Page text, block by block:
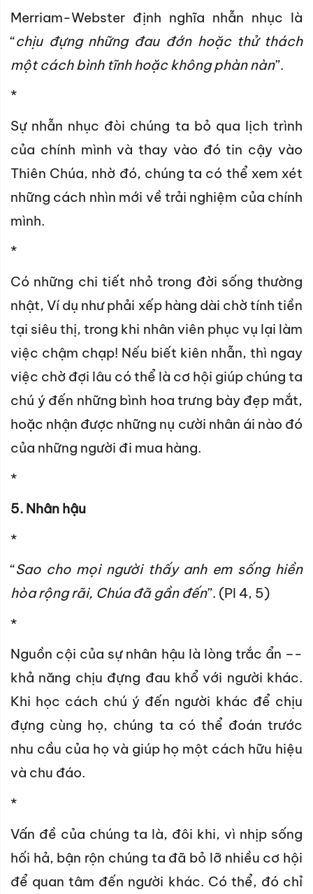
Merriam-Webster định nghĩa nhẫn nhục là
“chịu đựng những đau đớn hoặc thử thách
một cách bình tĩnh hoặc không phàn nàn”.
*
Sự nhẫn nhục đòi chúng ta bỏ qua lịch trình
của chính mình và thay vào đó tin cậy vào
Thiên Chúa, nhờ đó, chúng ta có thể xem xét
những cách nhìn mới về trải nghiệm của chính
mình.
*
Có những chi tiết nhỏ trong đời sống thường
nhật, Ví dụ như phải xếp hàng dài chờ tính tiền
tại siêu thị, trong khi nhân viên phục vụ lại làm
việc chậm chạp! Nếu biết kiên nhẫn, thì ngay
việc chờ đợi lâu có thể là cơ hội giúp chúng ta
chú ý đến những bình hoa trưng bày đẹp mắt,
hoặc nhận được những nụ cười nhân ái nào đó
của những người đi mua hàng.
*
5. Nhân hậu
*
“Sao cho mọi người thấy anh em sống hiền
hòa rộng rãi, Chúa đã gần đến”. (Pl 4, 5)
*
Nguồn cội của sự nhân hậu là lòng trắc ẩn –-
khả năng chịu đựng đau khổ với người khác.
Khi học cách chú ý đến người khác để chịu
đựng cùng họ, chúng ta có thể đoán trước
nhu cầu của họ và giúp họ một cách hữu hiệu
và chu đáo.
*
Vấn đề của chúng ta là, đôi khi, vì nhịp sống
hối hả, bận rộn chúng ta đã bỏ lỡ nhiều cơ hội
để quan tâm đến người khác. Có thể, đó chỉ